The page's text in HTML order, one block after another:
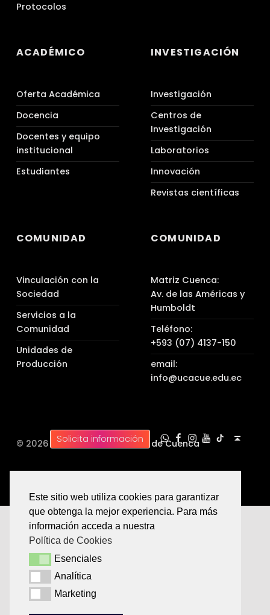
Protocolos
ACADÉMICO
Oferta Académica
Docencia
Docentes y equipo
institucional
Estudiantes
INVESTIGACIÓN
Investigación
Centros de
Investigación
Laboratorios
Innovación
Revistas científicas
COMUNIDAD
Vinculación con la
Sociedad
Servicios a la
Comunidad
Unidades de
Producción
COMUNIDAD
Matriz Cuenca:
Av. de las Américas y
Humboldt
Teléfono:
+593 (07) 4137-150
email:
info@ucacue.edu.ec
© 2026 | Universidad Católica de Cuenca
Solicita información
UC WhatsApp
UC en Facebook
UC en Instagram
UC en Youtube
UC Tiktok
Este sitio web utiliza cookies para garantizar
que obtenga la mejor experiencia. Para más
información acceda a nuestra
Política de Cookies
EsencialesEsenciales
AnalíticaAnalítica
MarketingMarketing